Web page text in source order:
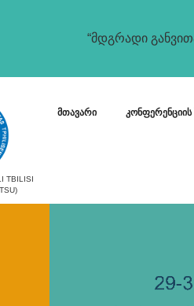
“მდგრადი
TBILISI
მთავარი კონფერენციის